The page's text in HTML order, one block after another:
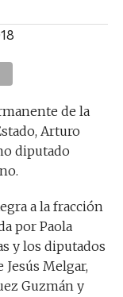
de la
Arturo
diputado
a la fracción
por Paola
y los diputados
Jesús Melgar,
Guzmán y